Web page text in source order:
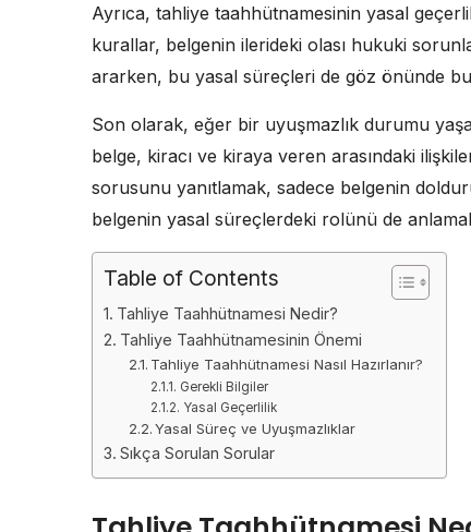
Ayrıca, tahliye taahhütnamesinin yasal
kurallar, belgenin ilerideki olası hukuki
ararken, bu yasal süreçleri de göz önünde
Son olarak, eğer bir uyuşmazlık durumu
belge, kiracı ve kiraya veren arasındaki
sorusunu yanıtlamak, sadece belgenin
belgenin yasal süreçlerdeki rolünü de
Table of Contents
Tahliye Taahhütnamesi Nedir?
Tahliye Taahhütnamesinin Önemi
Tahliye Taahhütnamesi Nasıl Hazırlanır?
Gerekli Bilgiler
Yasal Geçerlilik
Yasal Süreç ve Uyuşmazlıklar
Sıkça Sorulan Sorular